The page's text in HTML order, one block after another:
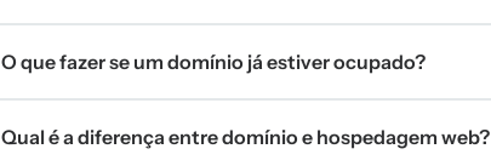
O que fazer se um domínio já estiver ocupado?
Qual é a diferença entre domínio e hospedagem web?